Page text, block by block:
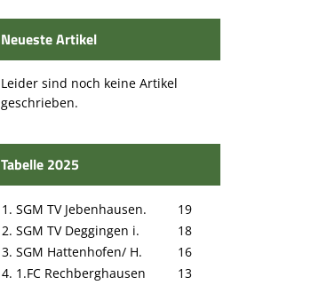
Neueste Artikel
Leider sind noch keine Artikel
geschrieben.
Tabelle 2025
1. SGM TV Jebenhausen.
19
2. SGM TV Deggingen i.
18
3. SGM Hattenhofen/ H.
16
4. 1.FC Rechberghausen
13